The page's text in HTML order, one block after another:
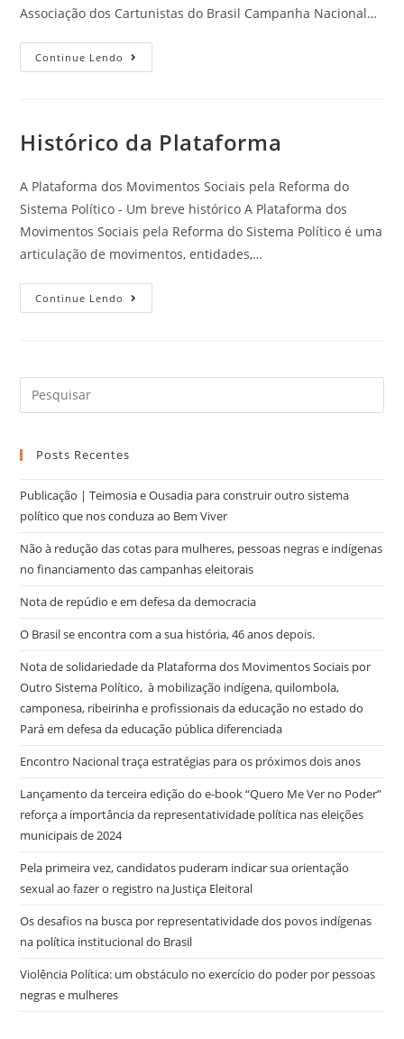
Associação dos Cartunistas do Brasil Campanha Nacional…
Continue Lendo
Histórico da Plataforma
A Plataforma dos Movimentos Sociais pela Reforma do
Sistema Político - Um breve histórico A Plataforma dos
Movimentos Sociais pela Reforma do Sistema Político é uma
articulação de movimentos, entidades,…
Continue Lendo
Posts Recentes
Publicação | Teimosia e Ousadia para construir outro sistema
político que nos conduza ao Bem Viver
Não à redução das cotas para mulheres, pessoas negras e indígenas
no financiamento das campanhas eleitorais
Nota de repúdio e em defesa da democracia
O Brasil se encontra com a sua história, 46 anos depois.
Nota de solidariedade da Plataforma dos Movimentos Sociais por
Outro Sistema Político, à mobilização indígena, quilombola,
camponesa, ribeirinha e profissionais da educação no estado do
Pará em defesa da educação pública diferenciada
Encontro Nacional traça estratégias para os próximos dois anos
Lançamento da terceira edição do e-book “Quero Me Ver no Poder”
reforça a importância da representatividade política nas eleições
municipais de 2024
Pela primeira vez, candidatos puderam indicar sua orientação
sexual ao fazer o registro na Justiça Eleitoral
Os desafios na busca por representatividade dos povos indígenas
na política institucional do Brasil
Violência Política: um obstáculo no exercício do poder por pessoas
negras e mulheres